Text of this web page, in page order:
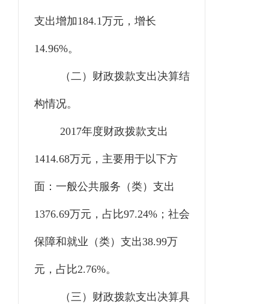
支出增加184.1万元，增长
14.96%。
（二）财政拨款支出决算结
构情况。
2017年度财政拨款支出
1414.68万元，主要用于以下方
面：一般公共服务（类）支出
1376.69万元，占比97.24%；社会
保障和就业（类）支出38.99万
元，占比2.76%。
（三）财政拨款支出决算具